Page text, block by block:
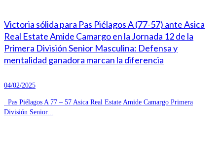
Victoria sólida para Pas Piélagos A (77-57) ante Asica
Real Estate Amide Camargo en la Jornada 12 de la
Primera División Senior Masculina: Defensa y
mentalidad ganadora marcan la diferencia
04/02/2025
Pas Piélagos A 77 – 57 Asica Real Estate Amide Camargo Primera
División Senior...